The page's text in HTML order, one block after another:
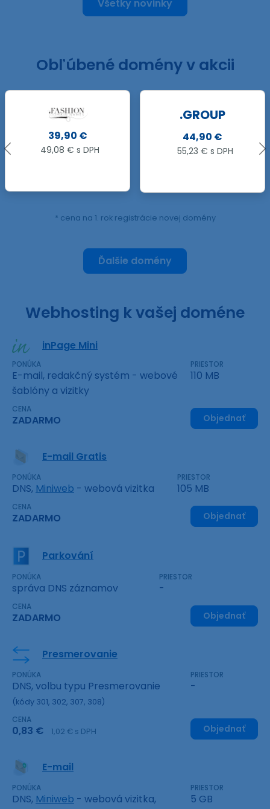
Všetky novinky
Obľúbené domény v akcii
.GROUP
44,90 €
55,23 € s DPH
15,90 €
19,56 € s DPH
* cena na 1. rok registrácie novej domény
Ďalšie domény
Webhosting k vašej doméne
inPage Mini
PONÚKA
E-mail, redakčný systém - webové
šablóny a vizitky
PRIESTOR
110 MB
CENA
ZADARMO Objednať
E-mail Gratis
PONÚKA
DNS, Miniweb - webová vizitka
PRIESTOR
105 MB
CENA
ZADARMO Objednať
Parkování
PONÚKA
správa DNS záznamov
PRIESTOR
-
CENA
ZADARMO Objednať
Presmerovanie
PONÚKA
DNS, volbu typu Presmerovanie
(kódy 301, 302, 307, 308)
PRIESTOR
-
CENA
0,83 € 1,02 € s DPH Objednať
E-mail
PONÚKA
DNS, Miniweb - webová vizitka,
PRIESTOR
5 GB